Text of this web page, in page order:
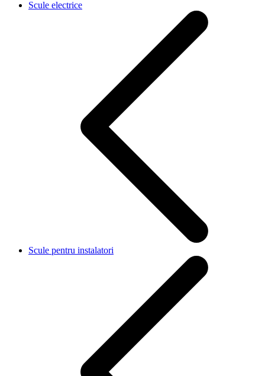
Scule electrice
Scule pentru instalatori